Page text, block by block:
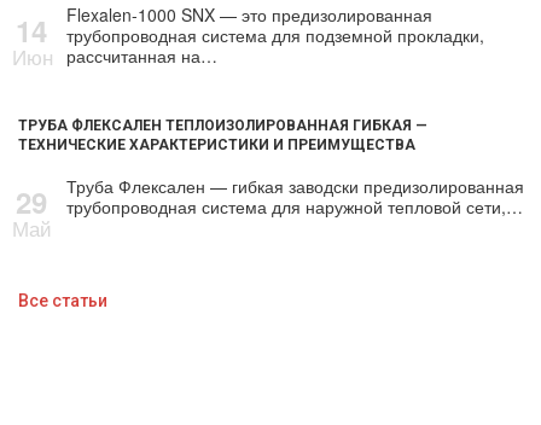
14
Июн
Flexalen-1000 SNX — это предизолированная
трубопроводная система для подземной прокладки,
рассчитанная на…
ТРУБА ФЛЕКСАЛЕН ТЕПЛОИЗОЛИРОВАННАЯ ГИБКАЯ —
ТЕХНИЧЕСКИЕ ХАРАКТЕРИСТИКИ И ПРЕИМУЩЕСТВА
29
Май
Труба Флексален — гибкая заводски предизолированная
трубопроводная система для наружной тепловой сети,…
Все статьи